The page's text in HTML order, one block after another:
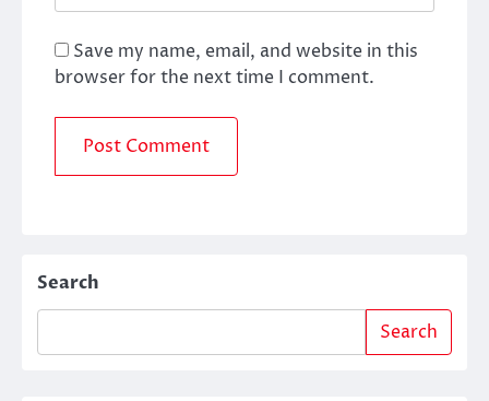
Save my name, email, and website in this
browser for the next time I comment.
Search
Search